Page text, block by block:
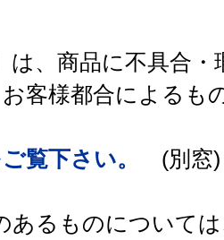
は、商品に不具合・
客様都合によるも
覧下さい。
(別窓)
あるものについて